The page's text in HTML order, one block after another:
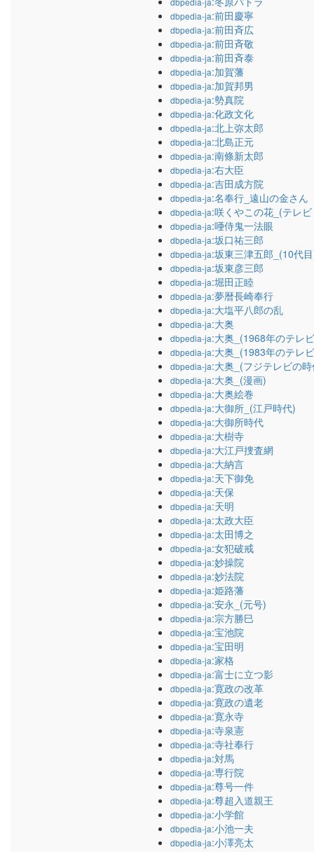
dbpedia-ja:前田慶寧
dbpedia-ja:前田斉広
dbpedia-ja:前田斉敬
dbpedia-ja:前田斉泰
dbpedia-ja:加賀藩
dbpedia-ja:加賀邦男
dbpedia-ja:勢真院
dbpedia-ja:化政文化
dbpedia-ja:北上弥太郎
dbpedia-ja:北島正元
dbpedia-ja:南條新太郎
dbpedia-ja:右大臣
dbpedia-ja:吉田成方院
dbpedia-ja:名奉行_遠山の金さん
dbpedia-ja:咲くやこの花_(テレ
dbpedia-ja:唖侍鬼一法眼
dbpedia-ja:坂口祐三郎
dbpedia-ja:坂東三津五郎_(10代
dbpedia-ja:坂東彦三郎
dbpedia-ja:堀田正睦
dbpedia-ja:夢暦長崎奉行
dbpedia-ja:大塩平八郎の乱
dbpedia-ja:大奥
dbpedia-ja:大奥_(1968年のテレ
dbpedia-ja:大奥_(1983年のテレ
dbpedia-ja:大奥_(フジテレビの
dbpedia-ja:大奥_(漫画)
dbpedia-ja:大奥絵巻
dbpedia-ja:大御所_(江戸時代)
dbpedia-ja:大御所時代
dbpedia-ja:大樹寺
dbpedia-ja:大江戸捜査網
dbpedia-ja:大納言
dbpedia-ja:天下御免
dbpedia-ja:天保
dbpedia-ja:天明
dbpedia-ja:太政大臣
dbpedia-ja:太田博之
dbpedia-ja:女犯破戒
dbpedia-ja:妙操院
dbpedia-ja:妙法院
dbpedia-ja:姫路藩
dbpedia-ja:安永_(元号)
dbpedia-ja:宗方勝巳
dbpedia-ja:宝池院
dbpedia-ja:宝田明
dbpedia-ja:家格
dbpedia-ja:富士に立つ影
dbpedia-ja:寛政の改革
dbpedia-ja:寛政の遺老
dbpedia-ja:寛永寺
dbpedia-ja:寺泉憲
dbpedia-ja:寺社奉行
dbpedia-ja:対馬
dbpedia-ja:専行院
dbpedia-ja:尊号一件
dbpedia-ja:尊超入道親王
dbpedia-ja:小学館
dbpedia-ja:小池一夫
dbpedia-ja:小澤亮太